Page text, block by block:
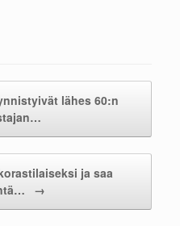
lähes 60:n
ja saa
→